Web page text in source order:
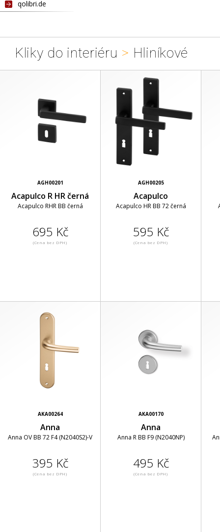
qolibri.de
Kliky do interiéru > Hliníkové
AGH00201
Acapulco R HR černá
Acapulco RHR BB černá
695 Kč
(Cena bez DPH)
AGH00205
Acapulco
Acapulco HR BB 72 černá
595 Kč
(Cena bez DPH)
AKA00264
Anna
Anna OV BB 72 F4 (N2040S2)-V
395 Kč
(Cena bez DPH)
AKA00170
Anna
Anna R BB F9 (N2040NP)
495 Kč
(Cena bez DPH)